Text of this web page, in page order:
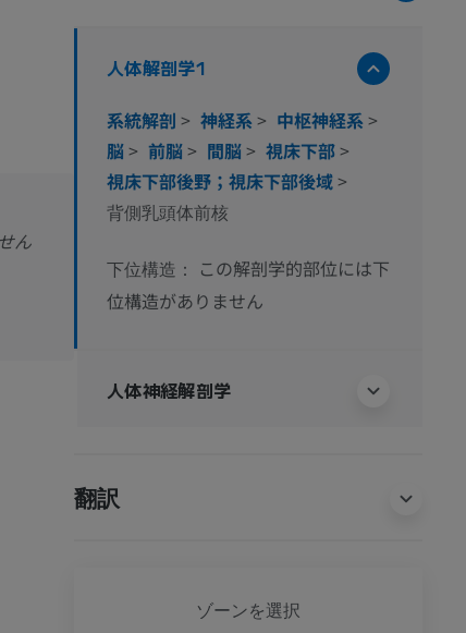
ん
人体解剖学1
系統解剖 > 神経系> 中枢神経系>
脳> 前脳> 間脳> 視床下部>
視床下部後野；視床下部後域>
背側乳頭体前核
下位構造：
この解剖学的部位には下
位構造がありません
人体神経解剖学
翻訳
ゾーンを選択